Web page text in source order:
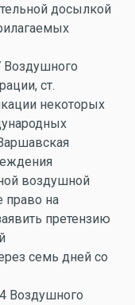
досылкой
Воздушного
ст.
некоторых
воздушной
право на
претензию
семь дней со
Воздушного